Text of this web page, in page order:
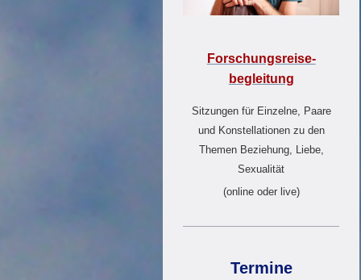
Forschungsreise-
begleitung
Sitzungen für Einzelne, Paare
und Konstellationen zu den
Themen Beziehung, Liebe,
Sexualität
(online oder live)
Termine